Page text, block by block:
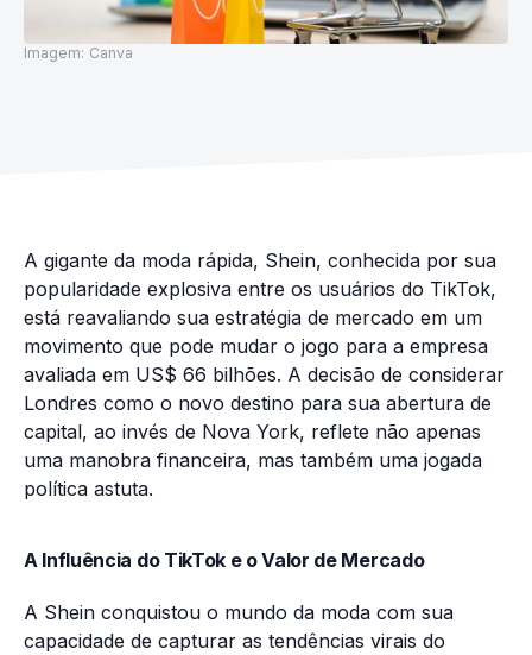
Imagem: Canva
A gigante da moda rápida, Shein, conhecida por sua
popularidade explosiva entre os usuários do TikTok,
está reavaliando sua estratégia de mercado em um
movimento que pode mudar o jogo para a empresa
avaliada em US$ 66 bilhões. A decisão de considerar
Londres como o novo destino para sua abertura de
capital, ao invés de Nova York, reflete não apenas
uma manobra financeira, mas também uma jogada
política astuta.
A Influência do TikTok e o Valor de Mercado
A Shein conquistou o mundo da moda com sua
capacidade de capturar as tendências virais do